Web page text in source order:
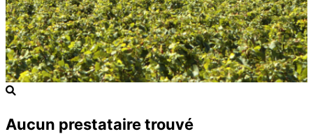
Aucun prestataire trouvé